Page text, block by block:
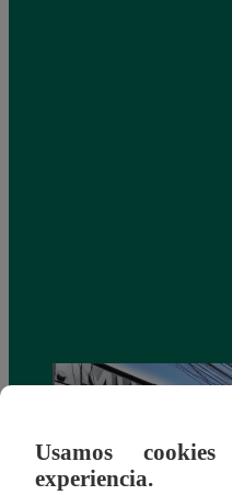
Usamos
experiencia.